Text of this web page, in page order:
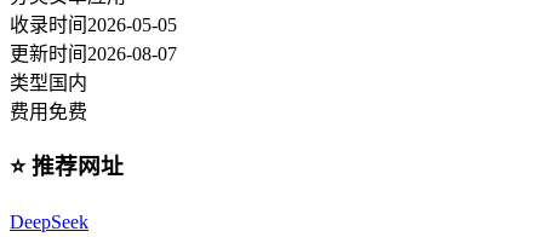
收录时间 2026-05-05
更新时间 2026-08-07
类型 国内
费用 免费
⭐ 推荐网址
DeepSeek